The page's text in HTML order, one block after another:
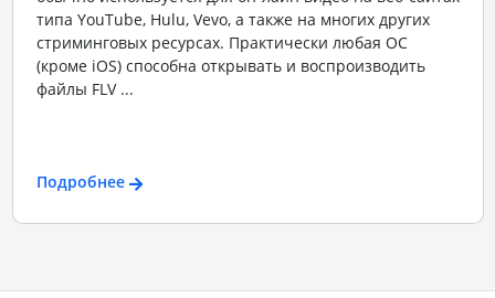
типа YouTube, Hulu, Vevo, а также на многих других
стриминговых ресурсах. Практически любая ОС
(кроме iOS) способна открывать и воспроизводить
файлы FLV ...
Подробнее